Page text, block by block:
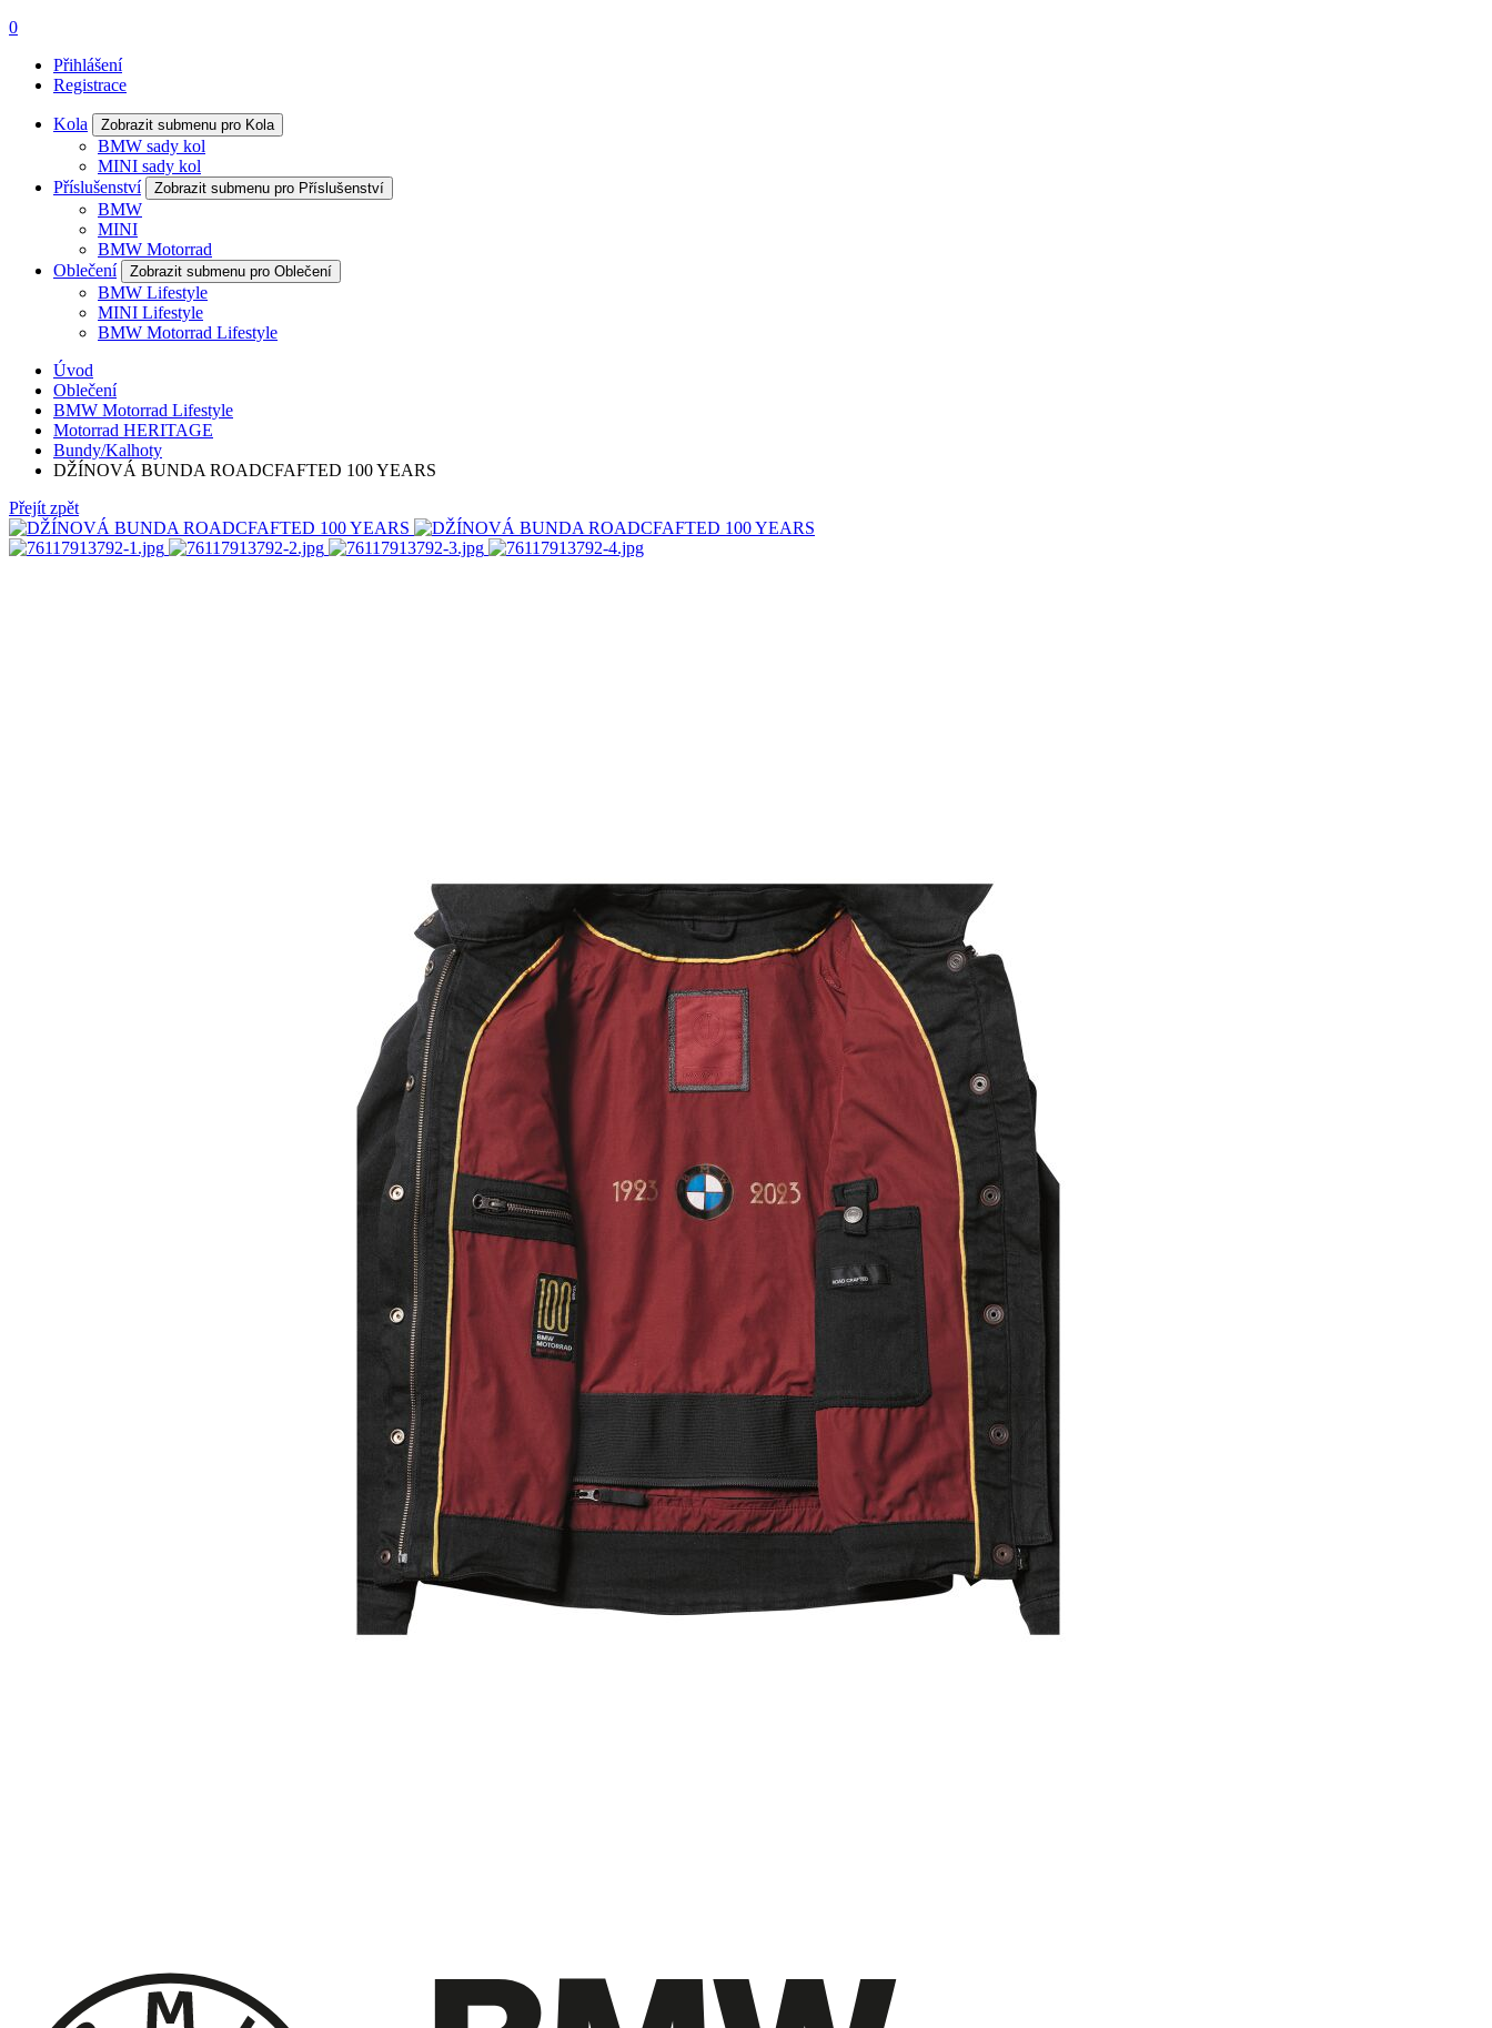
0
Přihlášení
Registrace
Kola Zobrazit submenu pro Kola
BMW sady kol
MINI sady kol
Příslušenství
Zobrazit submenu pro Příslušenství
BMW
MINI
BMW Motorrad
Oblečení
Zobrazit submenu pro Oblečení
BMW Lifestyle
MINI Lifestyle
BMW Motorrad Lifestyle
Úvod
Oblečení
BMW Motorrad Lifestyle
Motorrad HERITAGE
Bundy/Kalhoty
DŽÍNOVÁ BUNDA ROADCFAFTED 100 YEARS
Přejít zpět